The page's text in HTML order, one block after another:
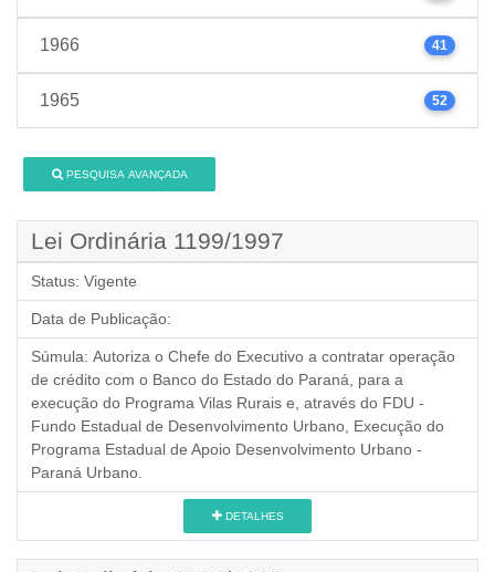
1966 41
1965 52
PESQUISA AVANÇADA
Lei Ordinária 1199/1997
Status: Vigente
Data de Publicação:
Súmula: Autoriza o Chefe do Executivo a contratar operação
de crédito com o Banco do Estado do Paraná, para a
execução do Programa Vilas Rurais e, através do FDU -
Fundo Estadual de Desenvolvimento Urbano, Execução do
Programa Estadual de Apoio Desenvolvimento Urbano -
Paraná Urbano.
DETALHES